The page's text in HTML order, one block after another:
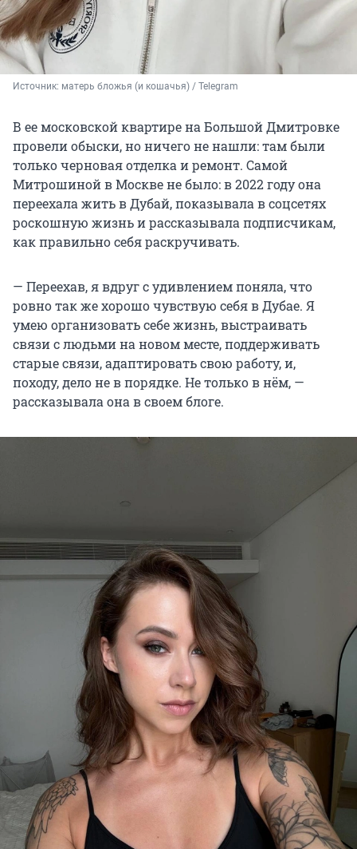
Источник: матерь бложья (и кошачья) / Telegram
В ее московской квартире на Большой Дмитровке
провели обыски, но ничего не нашли: там были
только черновая отделка и ремонт. Самой
Митрошиной в Москве не было: в 2022 году она
переехала жить в Дубай, показывала в соцсетях
роскошную жизнь и рассказывала подписчикам,
как правильно себя раскручивать.
— Переехав, я вдруг с удивлением поняла, что
ровно так же хорошо чувствую себя в Дубае. Я
умею организовать себе жизнь, выстраивать
связи с людьми на новом месте, поддерживать
старые связи, адаптировать свою работу, и,
походу, дело не в порядке. Не только в нём, —
рассказывала она в своем блоге.